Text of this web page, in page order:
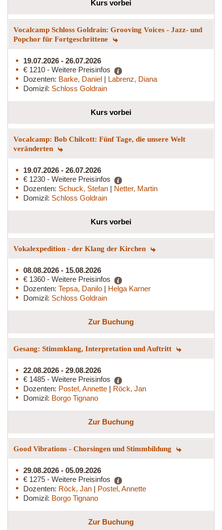
Kurs vorbei
Vocalcamp Schloss Goldrain: Grooving Voices - Jazz- und
Popchor für Fortgeschrittene
19.07.2026 - 26.07.2026
€ 1210 - Weitere Preisinfos
Dozenten: Barke, Daniel | Labrenz, Diana
Domizil: Schloss Goldrain
Kurs vorbei
Vocalcamp: Bob Chilcott: Fünf Tage, die unsere Welt
veränderten
19.07.2026 - 26.07.2026
€ 1230 - Weitere Preisinfos
Dozenten: Schuck, Stefan | Netter, Martin
Domizil: Schloss Goldrain
Kurs vorbei
Vokalexpedition - der Klang der Kirchen
08.08.2026 - 15.08.2026
€ 1360 - Weitere Preisinfos
Dozenten: Tepsa, Danilo | Helga Karner
Domizil: Schloss Goldrain
Zur Buchung
Gesang: Stimmklang, Interpretation und Auftritt
22.08.2026 - 29.08.2026
€ 1485 - Weitere Preisinfos
Dozenten: Postel, Annette | Röck, Jan
Domizil: Borgo Tignano
Zur Buchung
Good Vibrations - Chorsingen und Stimmbildung
29.08.2026 - 05.09.2026
€ 1275 - Weitere Preisinfos
Dozenten: Röck, Jan | Postel, Annette
Domizil: Borgo Tignano
Zur Buchung